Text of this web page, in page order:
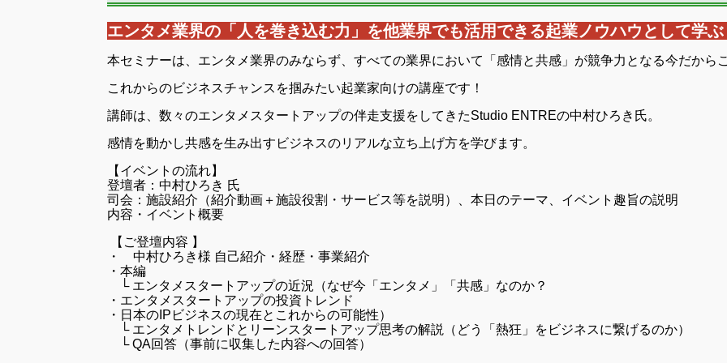
エンタメ業界の「人を巻き込む力」を他業界でも活用できる起業ノウハウとして学ぶ
本セミナーは、エンタメ業界のみならず、すべての業界において「感情と共感」が競争力となる今だからこ
これからのビジネスチャンスを掴みたい起業家向けの講座です！
講師は、数々のエンタメスタートアップの伴走支援をしてきたStudio ENTREの中村ひろき氏。
感情を動かし共感を生み出すビジネスのリアルな立ち上げ方を学びます。
【イベントの流れ】
登壇者：中村ひろき 氏
司会：施設紹介（紹介動画＋施設役割・サービス等を説明）、本日のテーマ、イベント趣旨の説明
内容・イベント概要
【ご登壇内容 】
・ 中村ひろき様 自己紹介・経歴・事業紹介
・本編
└ エンタメスタートアップの近況（なぜ今「エンタメ」「共感」なのか？
・エンタメスタートアップの投資トレンド
・日本のIPビジネスの現在とこれからの可能性）
└ エンタメトレンドとリーンスタートアップ思考の解説（どう「熱狂」をビジネスに繋げるのか）
└ QA回答（事前に収集した内容への回答）